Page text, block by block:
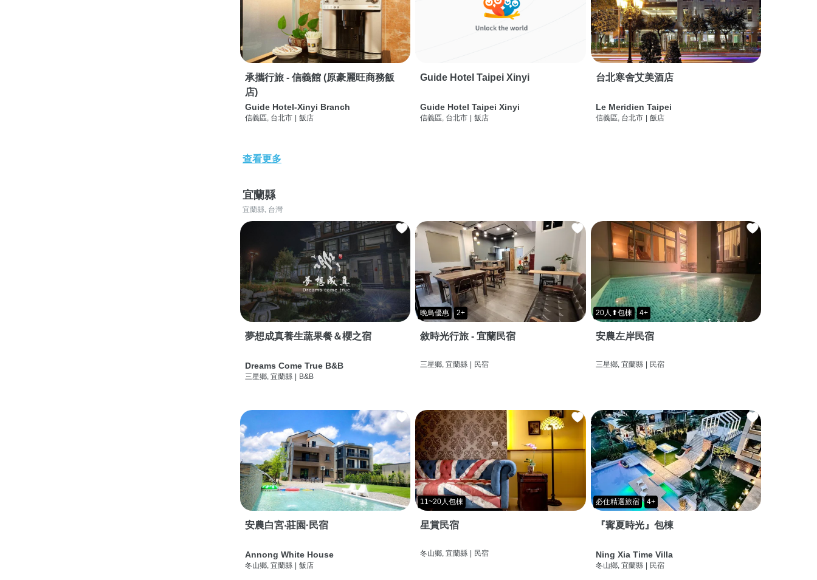
承攜行旅 - 信義館 (原豪麗旺商務飯
店)
Guide Hotel-Xinyi Branch
信義區, 台北市 | 飯店
Guide Hotel Taipei Xinyi
Guide Hotel Taipei Xinyi
信義區, 台北市 | 飯店
台北寒舍艾美酒店
Le Meridien Taipei
信義區, 台北市 | 飯店
查看更多
宜蘭縣
宜蘭縣, 台灣
夢想成真養生蔬果餐＆櫻之宿
Dreams Come True B&B
三星鄉, 宜蘭縣 | B&B
晚鳥優惠 2+
敘時光行旅 - 宜蘭民宿
三星鄉, 宜蘭縣 | 民宿
20人⬆包棟 4+
安農左岸民宿
三星鄉, 宜蘭縣 | 民宿
安農白宮‧莊園·民宿
Annong White House
冬山鄉, 宜蘭縣 | 飯店
11~20人包棟
星賞民宿
冬山鄉, 宜蘭縣 | 民宿
必住精選旅宿 4+
『寗夏時光』包棟
Ning Xia Time Villa
冬山鄉, 宜蘭縣 | 民宿